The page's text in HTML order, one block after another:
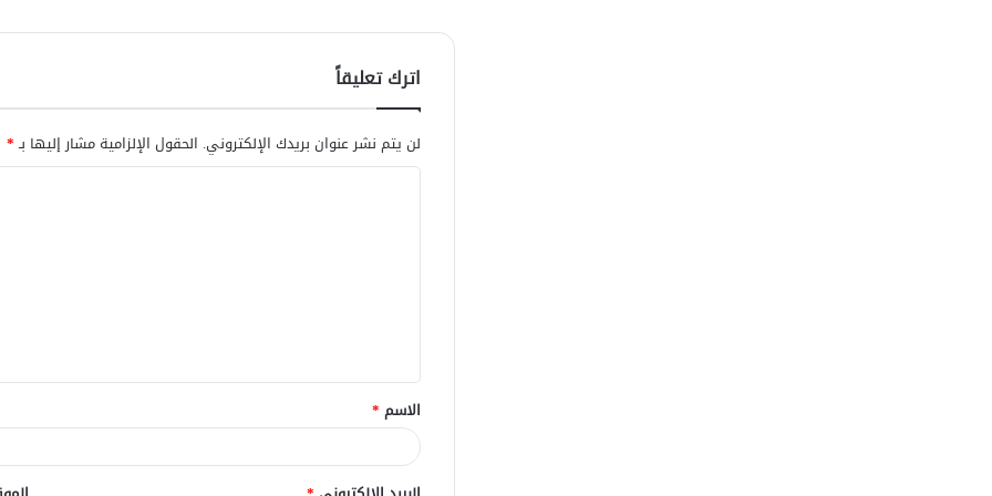
اترك تعليقاً
لن يتم نشر عنوان بريدك الإلكتروني. الحقول الإلزامية مشار إليها بـ*
ق
*
الاسم *